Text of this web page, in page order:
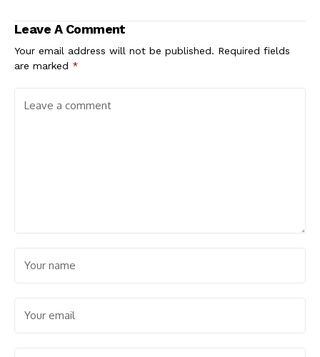
Leave A Comment
Your email address will not be published. Required fields
are marked *